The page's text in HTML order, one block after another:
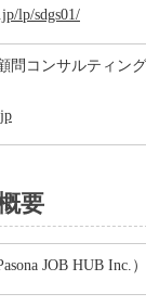
lp/sdgs01/
問コンサルティン
要
JOB HUB Inc.）